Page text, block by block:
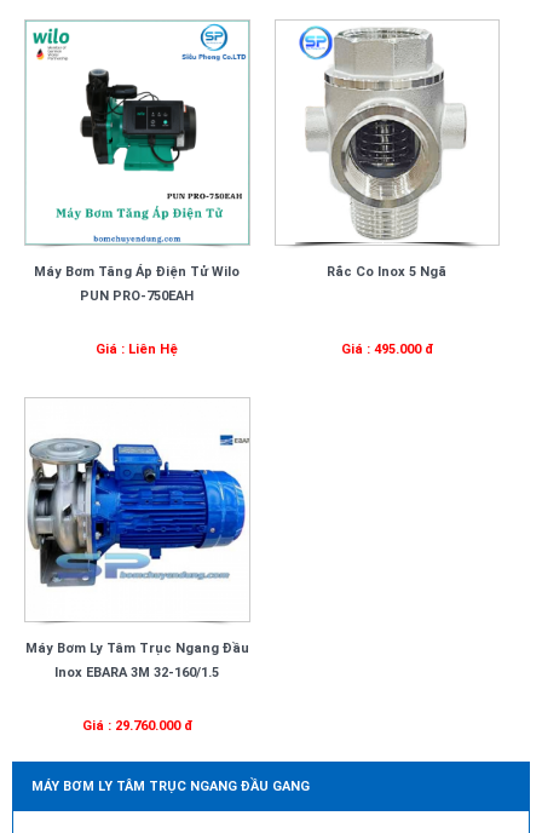
Máy Bơm Tăng Áp Điện Tử Wilo
PUN PRO-750EAH
Giá : Liên Hệ
Rắc Co Inox 5 Ngã
Giá : 495.000 đ
Máy Bơm Ly Tâm Trục Ngang Đầu
Inox EBARA 3M 32-160/1.5
Giá : 29.760.000 đ
MÁY BƠM LY TÂM TRỤC NGANG ĐẦU GANG